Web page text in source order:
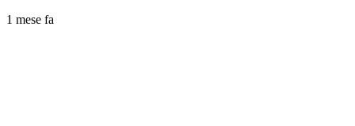
1 mese fa